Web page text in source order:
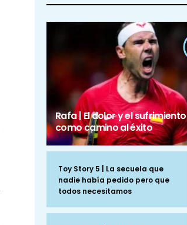
Rafa | El dolor y el sufrimiento
como camino al éxito
Toy Story 5 | La secuela que
nadie había pedido pero que
todos necesitamos